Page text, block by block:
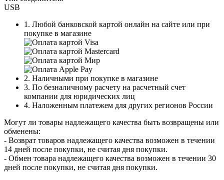
USB
1. Любой банковской картой онлайн на сайте или при
покупке в магазине
2. Наличными при покупке в магазине
3. По безналичному расчету на расчетный счет
компании для юридических лиц
4. Наложенным платежем для других регионов России
Могут ли товары надлежащего качества быть возвращены или
обменены:
- Возврат товаров надлежащего качества возможен в течении
14 дней после покупки, не считая дня покупки.
- Обмен товара надлежащего качества возможен в течении 30
дней после покупки, не считая дня покупки.